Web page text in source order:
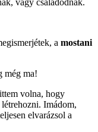
vagy családodnak.
a mostani
még ma!
volna, hogy
Imádom,
elvarázsol a